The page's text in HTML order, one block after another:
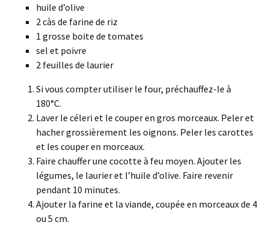
huile d’olive
2 càs de farine de riz
1 grosse boite de tomates
sel et poivre
2 feuilles de laurier
Si vous compter utiliser le four, préchauffez-le à
180°C.
Laver le céleri et le couper en gros morceaux. Peler et
hacher grossièrement les oignons. Peler les carottes
et les couper en morceaux.
Faire chauffer une cocotte à feu moyen. Ajouter les
légumes, le laurier et l’huile d’olive. Faire revenir
pendant 10 minutes.
Ajouter la farine et la viande, coupée en morceaux de 4
ou 5 cm.